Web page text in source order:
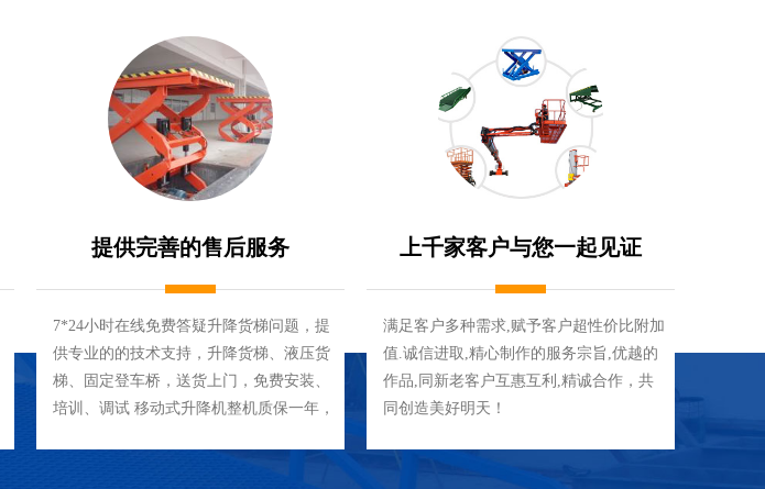
提供完善的售后服务
7*24小时在线免费答疑升降货梯问题，提
供专业的的技术支持，升降货梯、液压货
梯、固定登车桥，送货上门，免费安装、
培训、调试 移动式升降机整机质保一年，
上千家客户与您一起见证
满足客户多种需求,赋予客户超性价比附加
值.诚信进取,精心制作的服务宗旨,优越的
作品,同新老客户互惠互利,精诚合作，共
同创造美好明天！